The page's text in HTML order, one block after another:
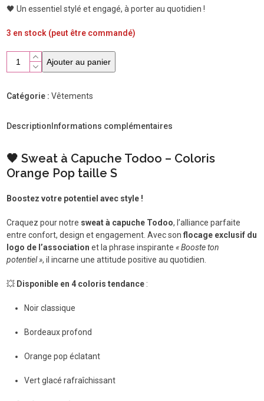
🖤 Un essentiel stylé et engagé, à porter au quotidien !
3 en stock (peut être commandé)
quantité
shirt
Pop
S
Ajouter au panier
Catégorie :Vêtements
Description Informations complémentaires
🖤 Sweat à Capuche Todoo – Coloris
Orange Pop taille S
Boostez votre potentiel avec style !
Craquez pour notre sweat à capuche Todoo, l’alliance parfaite
entre confort, design et engagement. Avec sonflocage exclusif du
logo de l’association et la phrase inspirante« Booste ton
potentiel », il incarne une attitude positive au quotidien.
💥 Disponible en 4 coloris tendance :
Noir classique
Bordeaux profond
Orange pop éclatant
Vert glacé rafraîchissant